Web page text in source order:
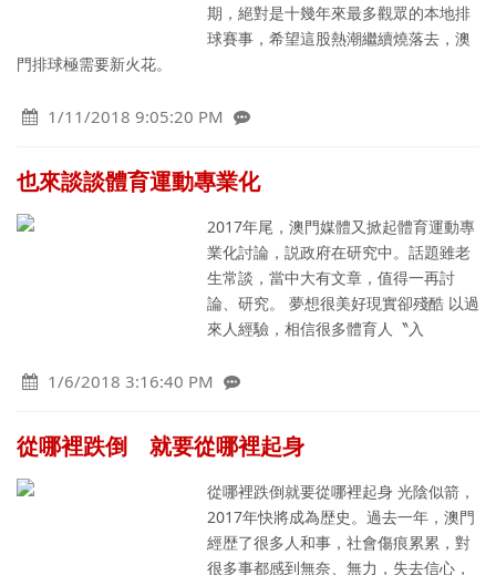
期，絕對是十幾年來最多觀眾的本地排
球賽事，希望這股熱潮繼續燒落去，澳
門排球極需要新火花。
1/11/2018 9:05:20 PM
也來談談體育運動專業化
2017年尾，澳門媒體又掀起體育運動專
業化討論，説政府在研究中。話題雖老
生常談，當中大有文章，值得一再討
論、研究。 夢想很美好現實卻殘酷 以過
來人經驗，相信很多體育人〝入
1/6/2018 3:16:40 PM
從哪裡跌倒 就要從哪裡起身
從哪裡跌倒就要從哪裡起身 光陰似箭，
2017年快將成為歴史。過去一年，澳門
經歴了很多人和事，社會傷痕累累，對
很多事都感到無奈、無力，失去信心，